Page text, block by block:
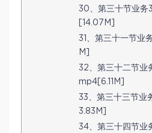
30、第三十节业务
[14.07M]
31、第三十一节业
M]
32、第三十二节业
mp4[6.11M]
33、第三十三节业
3.83M]
34、第三十四节业